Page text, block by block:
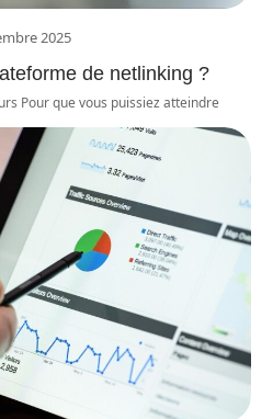
2025
de netlinking ?
Pour que vous puissiez atteindre